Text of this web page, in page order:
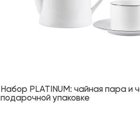
Набор PLATINUM: чайная пара и
подарочной упаковке